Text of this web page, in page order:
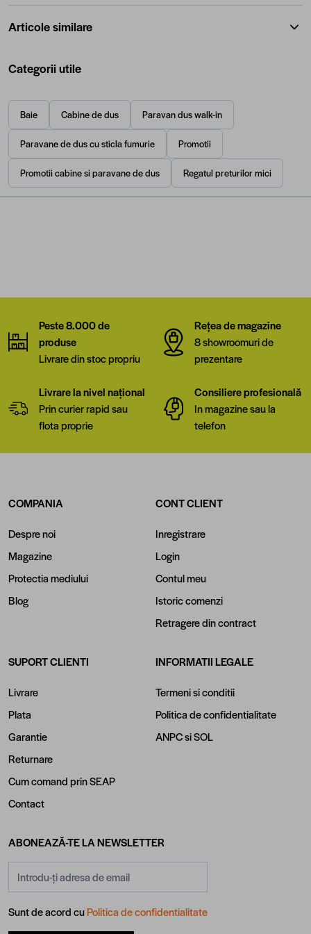
Articole similare
Categorii utile
Baie Cabine de dus Paravan dus walk-in
Paravane de dus cu sticla fumurie Promotii
Promotii cabine si paravane de dus Regatul preturilor mici
Peste 8.000 de
produse
Livrare din stoc propriu
Rețea de magazine
8 showroomuri de
prezentare
Livrare la nivel național
Prin curier rapid sau
flota proprie
Consiliere profesională
In magazine sau la
telefon
COMPANIA
Despre noi
Magazine
Protectia mediului
Blog
CONT CLIENT
Inregistrare
Login
Contul meu
Istoric comenzi
Retragere din contract
SUPORT CLIENTI
Livrare
Plata
Garantie
Returnare
Cum comand prin SEAP
Contact
INFORMATII LEGALE
Termeni si conditii
Politica de confidentialitate
ANPCsiSOL
ABONEAZĂ-TE LA NEWSLETTER
Sunt de acord cuPolitica de confidentialitate